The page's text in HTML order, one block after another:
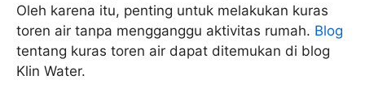
Oleh karena itu, penting untuk melakukan kuras
toren air tanpa mengganggu aktivitas rumah. Blog
tentang kuras toren air dapat ditemukan di blog
Klin Water.